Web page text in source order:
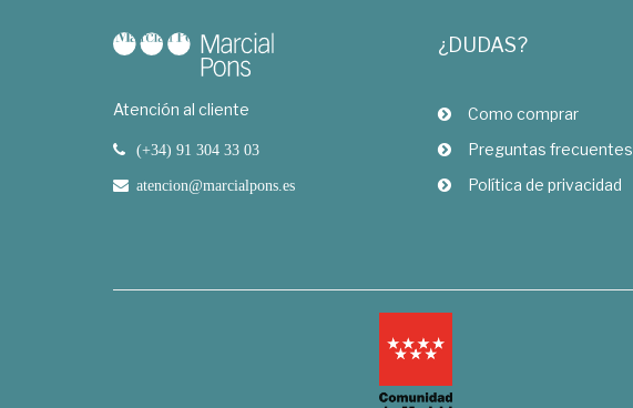
Atención al cliente
(+34) 91 304 33 03
atencion@marcialpons.es
¿DUDAS?
Como comprar
Preguntas frecuentes
Política de privacidad